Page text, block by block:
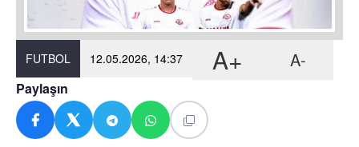
FUTBOL 12.05.2026, 14:37 A+ A-
Paylaşın